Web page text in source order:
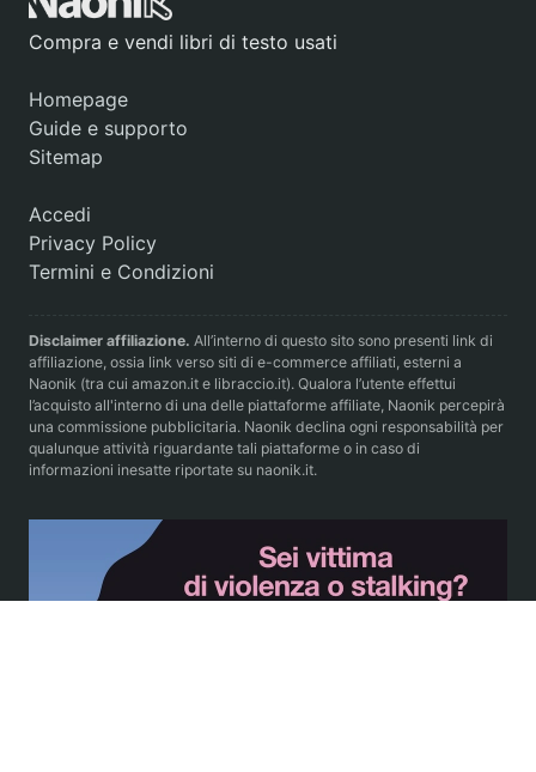
Compra e vendi libri di testo usati
Homepage
Guide e supporto
Sitemap
Accedi
Privacy Policy
Termini e Condizioni